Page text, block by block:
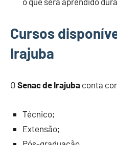
Cursos
Irajuba
O Senac de Irajuba conta
Técnico;
Extensão;